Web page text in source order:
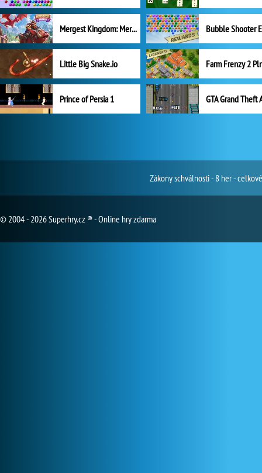
Mergest Kingdom: Merge Puzzle
Little Big Snake.io
Prince of Persia 1 GTA Grand Theft
Zákony schválnosti - 8 her -
© 2004 - 2026 Superhry.cz ® - Online hry zdarma